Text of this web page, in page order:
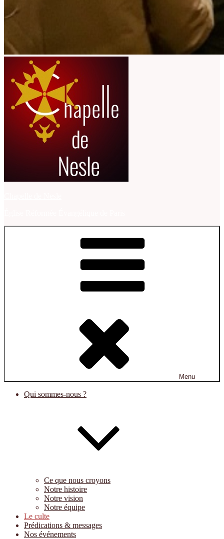
Menu
Qui sommes-nous ?
Ce que nous croyons
Notre histoire
Notre vision
Notre équipe
Le culte
Prédications & messages
Nos événements